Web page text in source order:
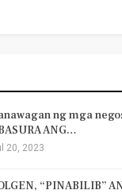
ng mga
ANG…
20, 2023
“PINABILIB”